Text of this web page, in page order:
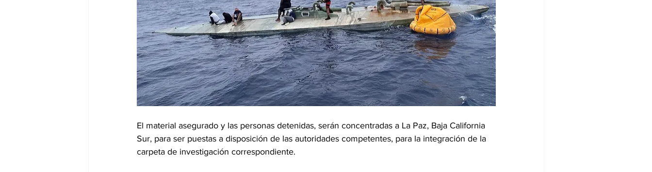
El material asegurado y las personas detenidas, serán concentradas a La Paz, Baja California
Sur, para ser puestas a disposición de las autoridades competentes, para la integración de la
carpeta de investigación correspondiente.